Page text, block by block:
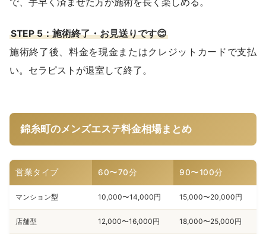
STEP 5：施術終了・お見送りです😊
施術終了後、料金を現金またはクレジットカードで支払
い。セラピストが退室して終了。
錦糸町のメンズエステ料金相場まとめ
営業タイプ 60〜70分 90〜100分
マンション型 10,000〜14,000円 15,000〜20,000円
店舗型 12,000〜16,000円 18,000〜25,000円